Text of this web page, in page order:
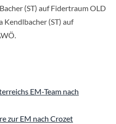
(ST) auf Fidertraum OLD
(ST) auf
EM-Team nach
zur EM nach Crozet